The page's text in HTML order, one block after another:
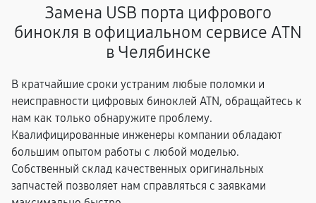
Замена USB порта цифрового
бинокля в официальном сервисе ATN
в Челябинске
В кратчайшие сроки устраним любые поломки и
неисправности цифровых биноклей ATN, обращайтесь к
нам как только обнаружите проблему.
Квалифицированные инженеры компании обладают
большим опытом работы с любой моделью.
Собственный склад качественных оригинальных
запчастей позволяет нам справляться с заявками